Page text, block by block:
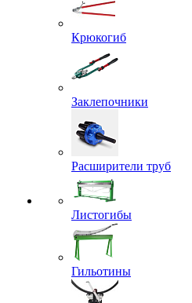
Крюкогиб
Заклепочники
Расширители труб
Листогибы
Гильотины